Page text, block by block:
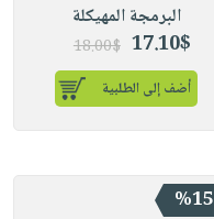
البرمجة المهيكلة
17.10$
18.00$
أضف إلى الطلبية
%15